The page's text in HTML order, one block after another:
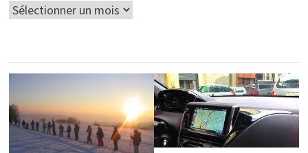
Archives